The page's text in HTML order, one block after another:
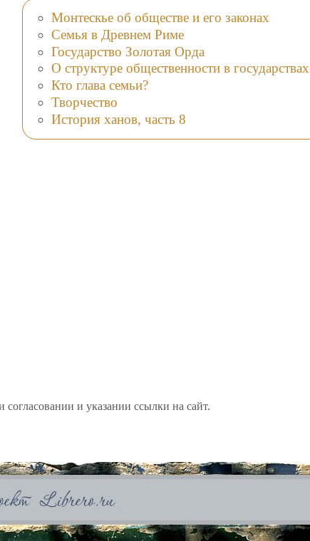
Монтескье об обществе и его законах
Семья в Древнем Риме
Государство Золотая Орда
О структуре общественности в государствах
Кто глава семьи?
Творчество
История ханов, часть 8
и указании ссылки на сайт.